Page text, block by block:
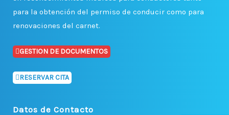
para la obtención del permiso de conducir como para
renovaciones del carnet.
GESTION DE DOCUMENTOS
RESERVAR CITA
Datos de Contacto